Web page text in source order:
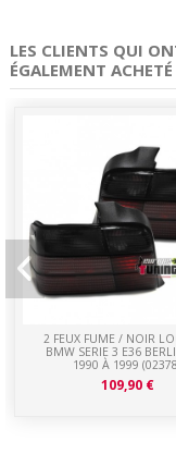
LES CLIENTS QUI
ÉGALEMENT ACHETÉ
2 FEUX FUME / NOIR
BMW SERIE 3 E36
1990 À 1999
109,90 €